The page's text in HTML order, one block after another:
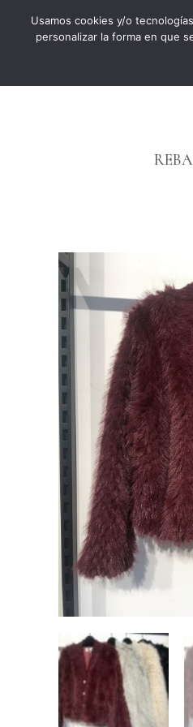
Usamos cookies y/o
personalizar la forma en que